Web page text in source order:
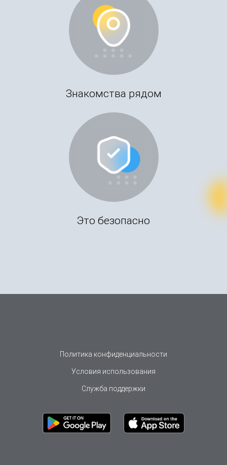
Знакомства рядом
Это безопасно
Политика конфиденциальности
Условия использования
Служба поддержки